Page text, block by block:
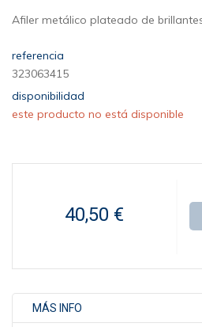
Afiler metálico plateado de
referencia
323063415
disponibilidad
este producto no está disponible
40,50 €
MÁS INFO